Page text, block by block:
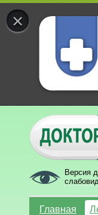
×
Версия
Главная